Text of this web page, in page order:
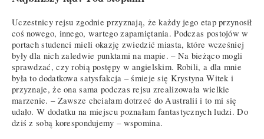
Uczestnicy rejsu zgodnie przyznają, że każdy jego etap przynosił
coś nowego, innego, wartego zapamiętania. Podczas postojów w
portach studenci mieli okazję zwiedzić miasta, które wcześniej
były dla nich zaledwie punktami na mapie. – Na bieżąco mogli
sprawdzać, czy robią postępy w angielskim. Robili, a dla mnie
była to dodatkowa satysfakcja – śmieje się Krystyna Witek i
przyznaje, że ona sama podczas rejsu zrealizowała wielkie
marzenie. – Zawsze chciałam dotrzeć do Australii i to mi się
udało. W dodatku na miejscu poznałam fantastycznych ludzi. Do
dziś z sobą korespondujemy – wspomina.